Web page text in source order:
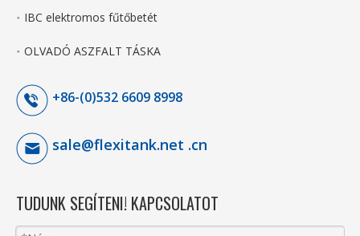
IBC elektromos fűtőbetét
OLVADÓ ASZFALT TÁSKA
+86-(0)532 6609 8998
sale@flexitank.net .cn
TUDUNK SEGÍTENI! KAPCSOLATOT